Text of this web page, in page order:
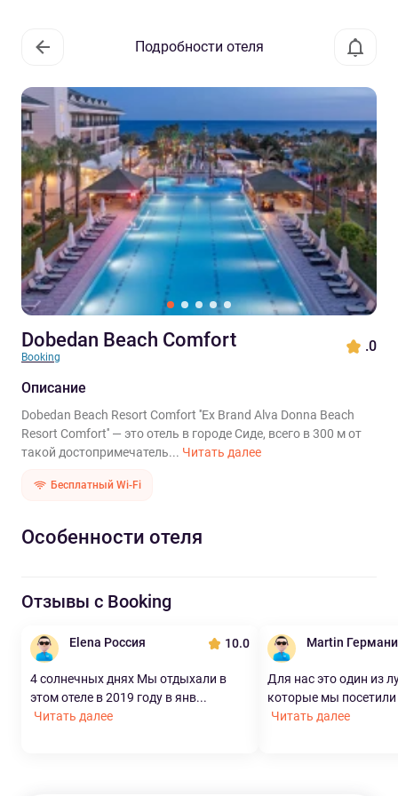
Подробности отеля
Dobedan Beach Comfort
Booking
.0
Описание
Dobedan Beach Resort Comfort ''Ex Brand Alva Donna Beach
Resort Comfort'' — это отель в городе Сиде, всего в 300 м от
такой достопримечатель... Читать далее
Бесплатный Wi-Fi
Особенности отеля
Отзывы с Booking
Elena Россия 10.0
4 солнечных днях Мы отдыхали в
этом отеле в 2019 году в янв...
Читать далее
Martin
Для нас это один из
которые мы посетили
Читать далее